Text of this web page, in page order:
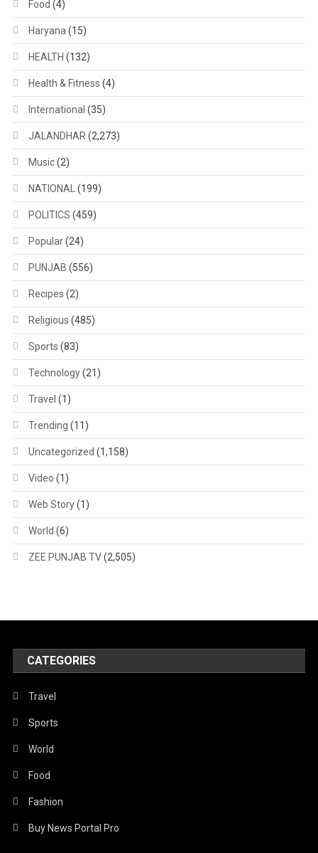
Food (4)
Haryana (15)
HEALTH (132)
Health & Fitness (4)
International (35)
JALANDHAR (2,273)
Music(2)
NATIONAL (199)
POLITICS (459)
Popular(24)
PUNJAB (556)
Recipes (2)
Religious (485)
Sports (83)
Technology(21)
Travel (1)
Trending (11)
Uncategorized (1,158)
Video (1)
Web Story(1)
World (6)
ZEE PUNJAB TV(2,505)
CATEGORIES
Travel
Sports
World
Food
Fashion
Buy News Portal Pro